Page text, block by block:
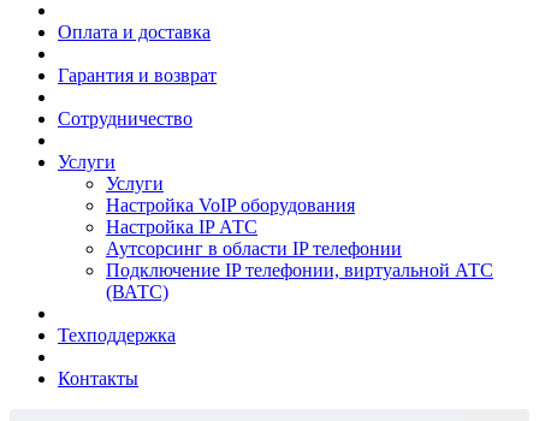
Оплата и доставка
Гарантия и возврат
Сотрудничество
Услуги
Услуги
Настройка VoIP оборудования
Настройка IP АТС
Аутсорсинг в области IP телефонии
Подключение IP телефонии, виртуальной АТС
(ВАТС)
Техподдержка
Контакты